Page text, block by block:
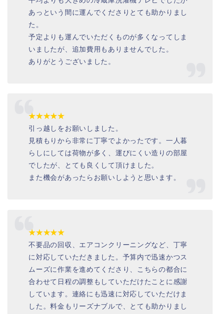
あっという間に運んでくださりとても助かりまし
た。
予定よりも運んでいただくものが多くなってしま
いましたが、追加費用もありませんでした。
ありがとうございました。
★★★★★
引っ越しをお願いしました。
見積もりから非常に丁寧でよかったです。一人暮
らしにしては荷物が多く、運びにくい造りの部屋
でしたが、とても良くして頂けました。
また機会があったらお願いしようと思います。
★★★★★
不要品の回収、エアコンクリーニングなど、丁寧
に対応していただきました。予算内で迅速かつス
ムーズに作業を進めてくださり、こちらの都合に
合わせて日程の調整もしていただけたことに感謝
しています。連絡にも迅速に対応していただけま
した。料金もリーズナブルで、とても助かりまし